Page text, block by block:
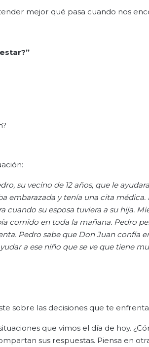
mejor qué pasa cuando nos
su vecino de 12años, que le
embarazada y tenía una cita
cuando su esposa tuviera a su hija.
comido en toda la mañana. Pedro
Pedro sabe que Don Juan confía
a ese niño que se ve que tiene
sobre las decisiones que te
que vimos el día de hoy.
sus respuestas. Piensa en